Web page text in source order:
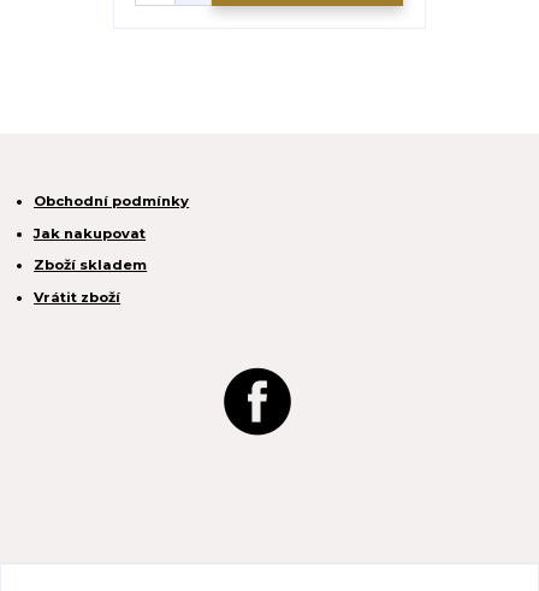
Obchodní podmínky
Jak nakupovat
Zboží skladem
Vrátit zboží